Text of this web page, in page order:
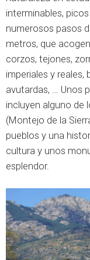
interminables,
numerosos pasos
metros, que
corzos, tejones,
imperiales y reales,
avutardas, … Unos
incluyen alguno de
(Montejo de la
pueblos y una
cultura y unos
esplendor.